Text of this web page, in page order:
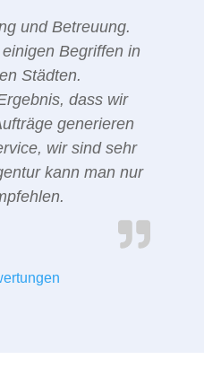
und Betreuung.
Begriffen in
Städten.
dass wir
generieren
wir sind sehr
kann man nur